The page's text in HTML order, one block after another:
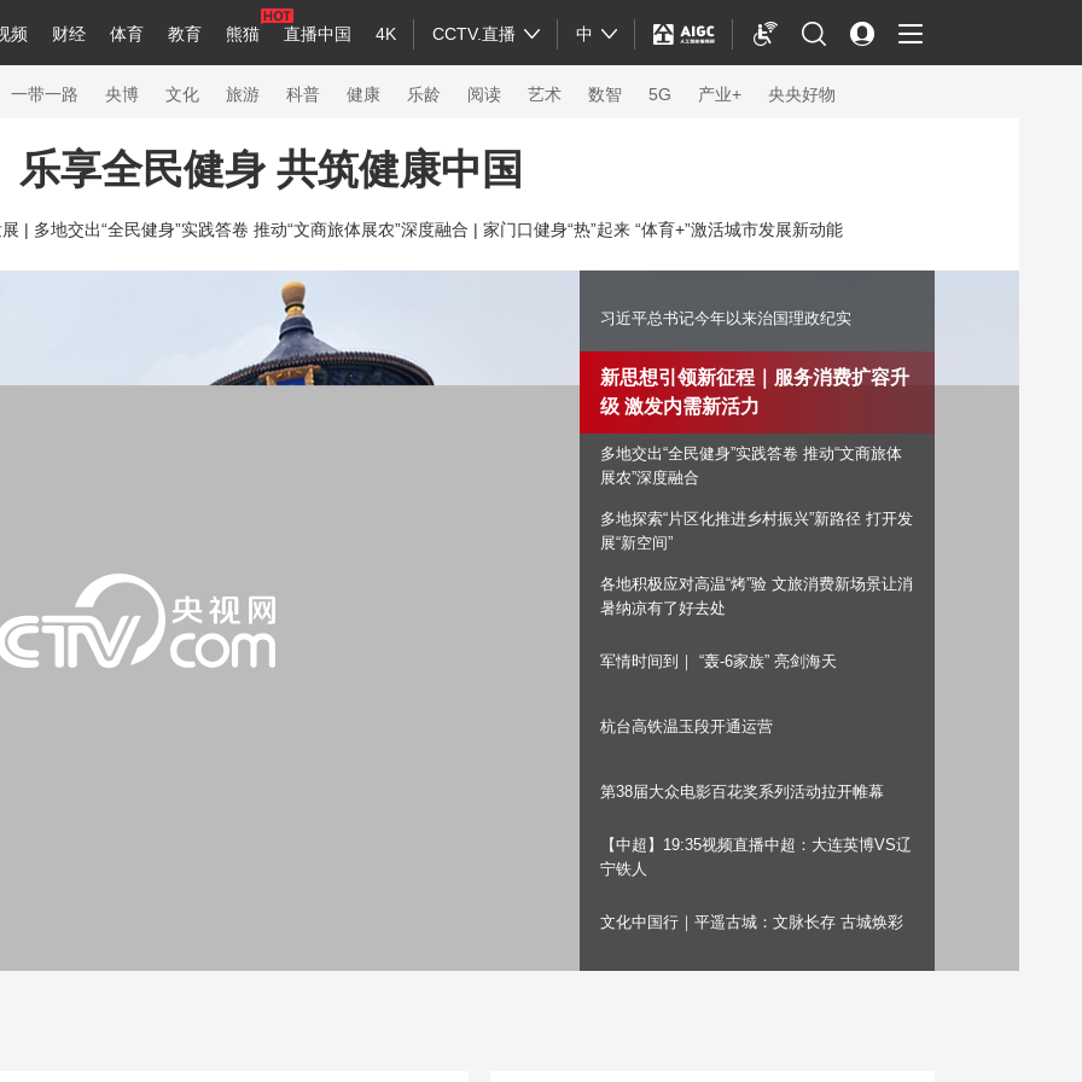
频 财经 体育 教育 熊猫 直播中国 4K CCTV.直播 中
中国领导人 央视快评 习式妙语 热解读 天天学习
节目单 听音 微视频 主持人 下载央视影音
English Монгол
一带一路 央博 文化 旅游 科普 健康 乐龄 阅读 艺术 数智 5G 产业+ 央央好物
纪录片网 国家大剧院 大型活动
科技 法治 文娱 人物 公益 图片
央视网评
4K专区 全景新闻
非遗 汽车 数智 5G 产业+
云起 超级工厂 智敬中国 天气 才艺 网展
乐享全民健身 共筑健康中国
| 多地交出“全民健身”实践答卷 推动“文商旅体展农”深度融合 | 家门口健身“热”起来 “体育+”激活城市发展新动能
习近平总书记今年以来治国理政纪实
新思想引领新征程｜服务消费扩容升
级 激发内需新活力
多地交出“全民健身”实践答卷 推动“文商旅体
展农”深度融合
多地探索“片区化推进乡村振兴”新路径 打开发
展“新空间”
各地积极应对高温“烤”验 文旅消费新场景让消
暑纳凉有了好去处
军情时间到｜ “轰-6家族” 亮剑海天
杭台高铁温玉段开通运营
第38届大众电影百花奖系列活动拉开帷幕
【中超】19:35视频直播中超：大连英博VS辽
宁铁人
文化中国行｜平遥古城：文脉长存 古城焕彩